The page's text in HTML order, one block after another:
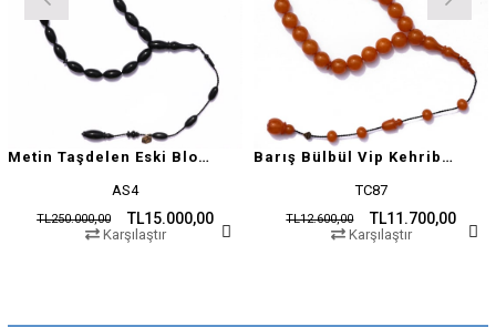
Metin Taşdelen Eski Blok Sıkma
AS4
TL15.000,00
TL250.000,00
Karşılaştır
Barış Bülbül Vip Kehribar Tesbih
TC87
TL11.700,00
TL12.600,00
Karşılaştır